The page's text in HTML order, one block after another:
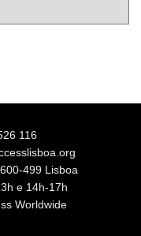
116
499 Lisboa
e 14h-17h
Worldwide